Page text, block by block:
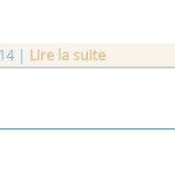
| Lire la suite
dont les paroles